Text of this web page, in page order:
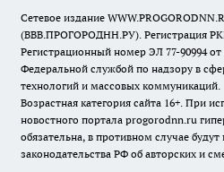
Сетевое издание
(ВВВ.ПРОГОРОДНН.РУ). Регистрация
Регистрационный номер ЭЛ 77-90994 от
Федеральной службой по надзору в
технологий и массовых коммуникаций.
Возрастная категория сайта 16+. При
новостного портала progorodnn.ru
обязательна, в противном случае
законодательства РФ об авторских и